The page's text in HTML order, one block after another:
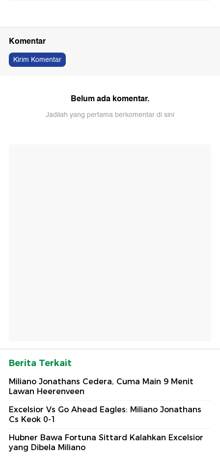
Komentar
Kirim Komentar
Belum ada komentar.
Jadilah yang pertama berkomentar di sini
Berita Terkait
Miliano Jonathans Cedera, Cuma Main 9 Menit
Lawan Heerenveen
Excelsior Vs Go Ahead Eagles: Miliano Jonathans
Cs Keok 0-1
Hubner Bawa Fortuna Sittard Kalahkan Excelsior
yang Dibela Miliano